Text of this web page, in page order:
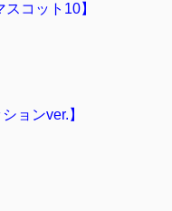
コット10】
ョンver.】